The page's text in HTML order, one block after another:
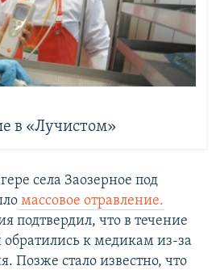
в «Лучистом»
села Заозерное под
массовое отравление.
подтвердил, что в течение
обратились к медикам из-за
Позже стало известно, что